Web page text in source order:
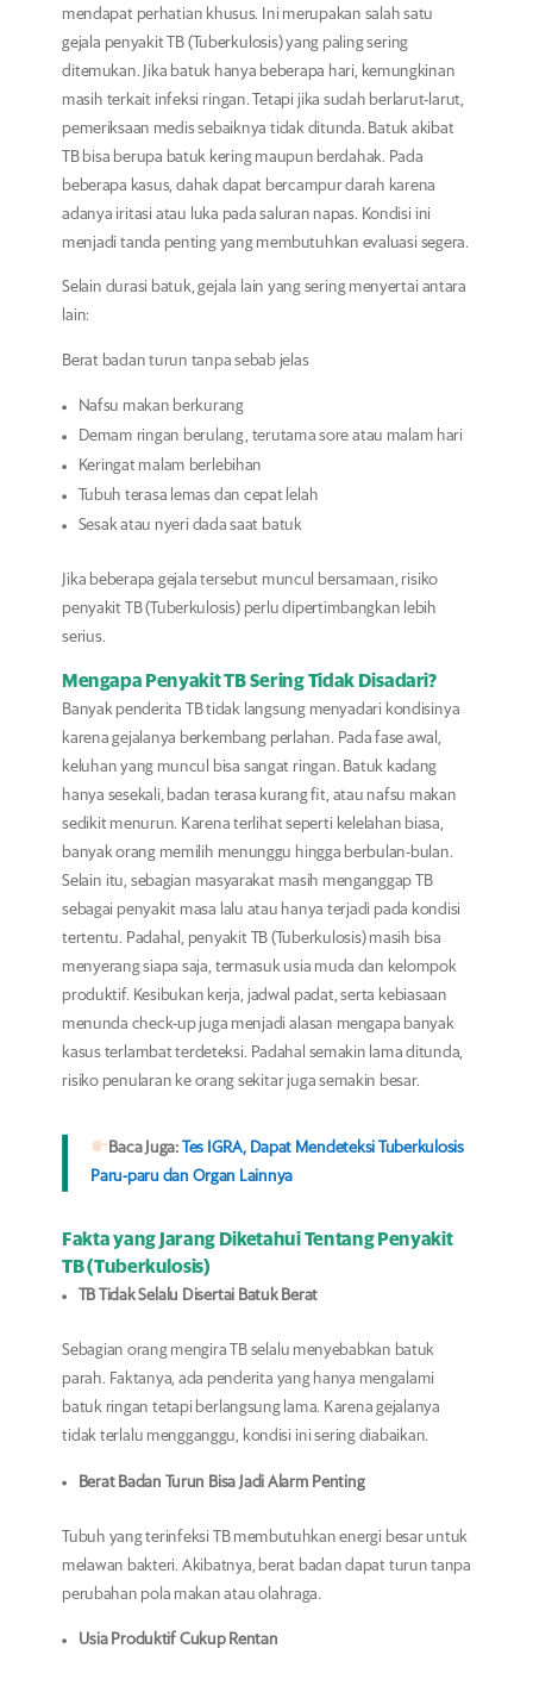
mendapat perhatian khusus. Ini merupakan salah satu
gejala penyakit TB (Tuberkulosis) yang paling sering
ditemukan. Jika batuk hanya beberapa hari, kemungkinan
masih terkait infeksi ringan. Tetapi jika sudah berlarut-larut,
pemeriksaan medis sebaiknya tidak ditunda. Batuk akibat
TB bisa berupa batuk kering maupun berdahak. Pada
beberapa kasus, dahak dapat bercampur darah karena
adanya iritasi atau luka pada saluran napas. Kondisi ini
menjadi tanda penting yang membutuhkan evaluasi segera.
Selain durasi batuk, gejala lain yang sering menyertai antara
lain:
Berat badan turun tanpa sebab jelas
Nafsu makan berkurang
Demam ringan berulang, terutama sore atau malam hari
Keringat malam berlebihan
Tubuh terasa lemas dan cepat lelah
Sesak atau nyeri dada saat batuk
Jika beberapa gejala tersebut muncul bersamaan, risiko
penyakit TB (Tuberkulosis) perlu dipertimbangkan lebih
serius.
Mengapa Penyakit TB Sering Tidak Disadari?
Banyak penderita TB tidak langsung menyadari kondisinya
karena gejalanya berkembang perlahan. Pada fase awal,
keluhan yang muncul bisa sangat ringan. Batuk kadang
hanya sesekali, badan terasa kurang fit, atau nafsu makan
sedikit menurun. Karena terlihat seperti kelelahan biasa,
banyak orang memilih menunggu hingga berbulan-bulan.
Selain itu, sebagian masyarakat masih menganggap TB
sebagai penyakit masa lalu atau hanya terjadi pada kondisi
tertentu. Padahal, penyakit TB (Tuberkulosis) masih bisa
menyerang siapa saja, termasuk usia muda dan kelompok
produktif. Kesibukan kerja, jadwal padat, serta kebiasaan
menunda check-up juga menjadi alasan mengapa banyak
kasus terlambat terdeteksi. Padahal semakin lama ditunda,
risiko penularan ke orang sekitar juga semakin besar.
Baca Juga:
Tes IGRA, Dapat Mendeteksi Tuberkulosis
Paru-paru dan Organ Lainnya
Fakta yang Jarang Diketahui Tentang Penyakit
TB (Tuberkulosis)
TB Tidak Selalu Disertai Batuk Berat
Sebagian orang mengira TB selalu menyebabkan batuk
parah. Faktanya, ada penderita yang hanya mengalami
batuk ringan tetapi berlangsung lama. Karena gejalanya
tidak terlalu mengganggu, kondisi ini sering diabaikan.
Berat Badan Turun Bisa Jadi Alarm Penting
Tubuh yang terinfeksi TB membutuhkan energi besar untuk
melawan bakteri. Akibatnya, berat badan dapat turun tanpa
perubahan pola makan atau olahraga.
Usia Produktif Cukup Rentan